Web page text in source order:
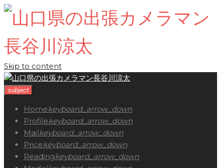
Skip to content
subject
Homekeyboard_arrow_down
Profilekeyboard_arrow_down
Mailkeyboard_arrow_down
Pricekeyboard_arrow_down
Readingkeyboard_arrow_down